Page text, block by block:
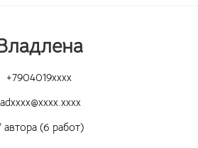
+7904019xxxx
автора (6 работ)